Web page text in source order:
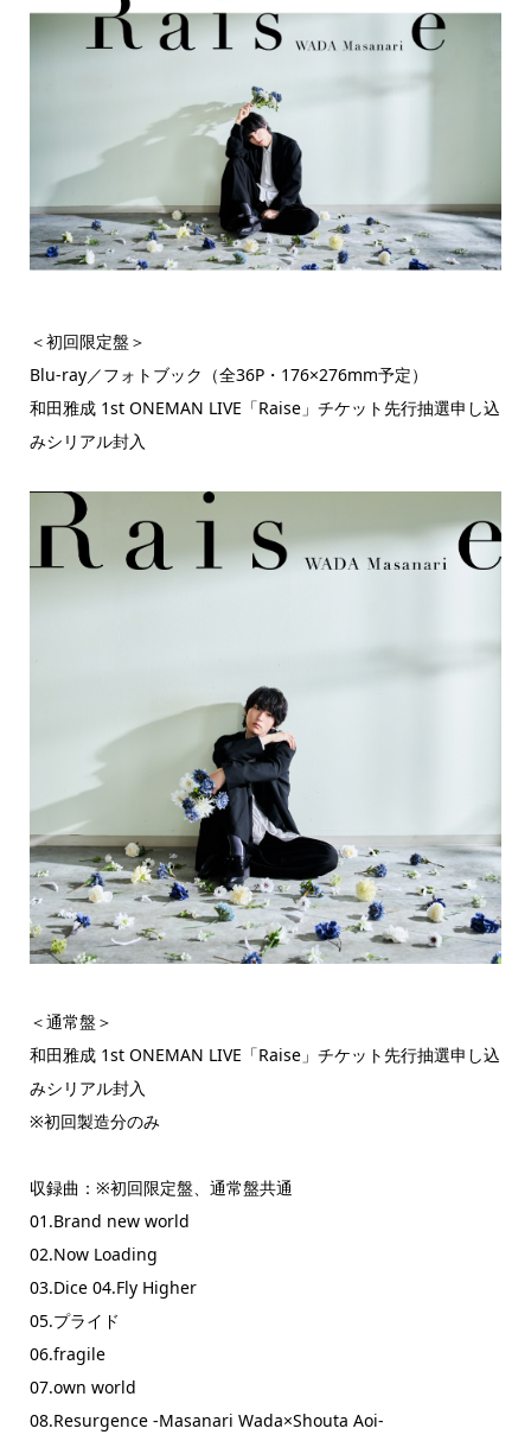
＜初回限定盤＞
Blu-ray／フォトブック（全36P・176×276mm予定）
和田雅成 1st ONEMAN LIVE「Raise」チケット先行抽選申し込
みシリアル封入
＜通常盤＞
和田雅成 1st ONEMAN LIVE「Raise」チケット先行抽選申し込
みシリアル封入
※初回製造分のみ
収録曲：※初回限定盤、通常盤共通
01.Brand new world
02.Now Loading
03.Dice 04.Fly Higher
05.プライド
06.fragile
07.own world
08.Resurgence -Masanari Wada×Shouta Aoi-